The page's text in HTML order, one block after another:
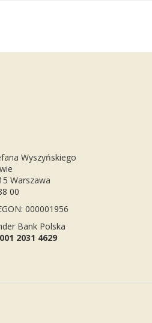
Wyszyńskiego
Warszawa
00
000001956
Bank Polska
2031 4629